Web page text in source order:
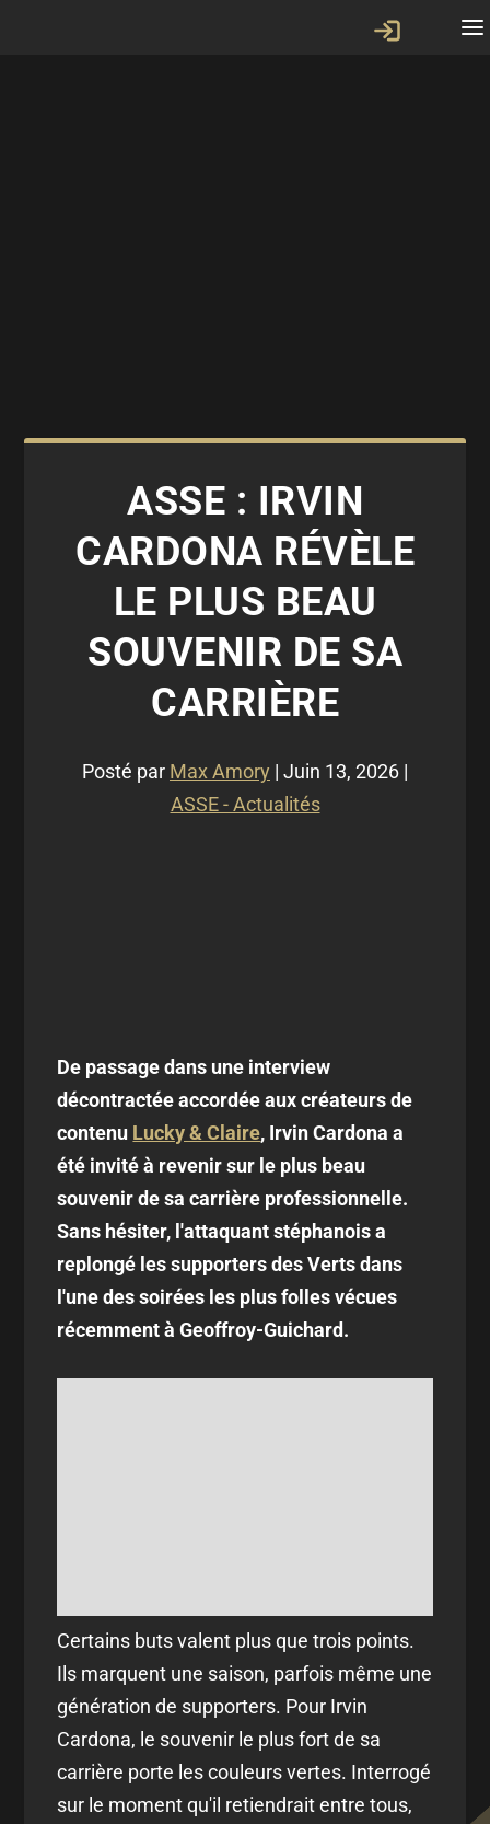
ASSE : IRVIN
CARDONA RÉVÈLE
LE PLUS BEAU
SOUVENIR DE SA
CARRIÈRE
Posté par Max Amory | Juin 13, 2026 |
ASSE - Actualités
De passage dans une interview
décontractée accordée aux créateurs de
contenu Lucky & Claire, Irvin Cardona a
été invité à revenir sur le plus beau
souvenir de sa carrière professionnelle.
Sans hésiter, l'attaquant stéphanois a
replongé les supporters des Verts dans
l'une des soirées les plus folles vécues
récemment à Geoffroy-Guichard.
Certains buts valent plus que trois points.
Ils marquent une saison, parfois même une
génération de supporters. Pour Irvin
Cardona, le souvenir le plus fort de sa
carrière porte les couleurs vertes. Interrogé
sur le moment qu'il retiendrait entre tous,